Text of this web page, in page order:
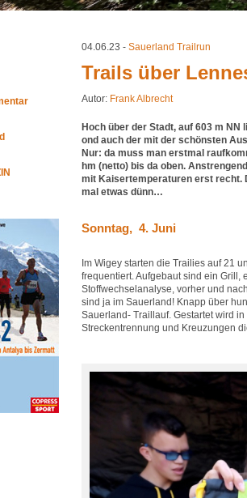
04.06.23 - Sauerland Trailrun
Trails über
Autor: Frank Albrecht
Hoch über der Stadt, auf 603 m NN
ond auch der mit der schönsten
Nur: da muss man erstmal
hm (netto) bis da oben.
mit Kaisertemperaturen erst recht.
mal etwas dünn…
Sonntag, 4. Juni
Im Wigey starten die Trailies auf 21
frequentiert. Aufgebaut sind ein Grill,
Stoffwechselanalyse, vorher und
sind ja im Sauerland! Knapp über
Sauerland- Traillauf. Gestartet wird
Streckentrennung und Kreuzungen